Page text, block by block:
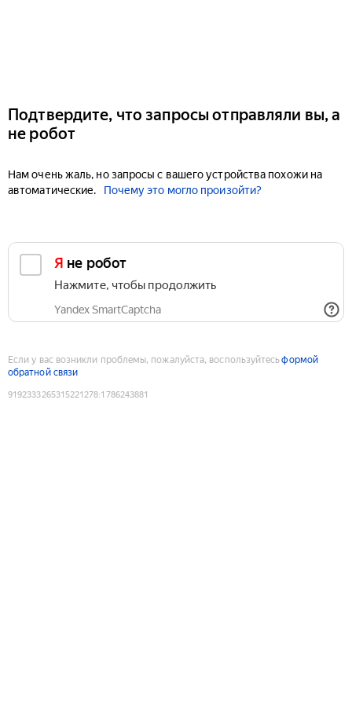
Подтвердите, что запросы отправляли вы, а
не робот
Нам очень жаль, но запросы с вашего устройства похожи на
автоматические.
Почему это могло произойти?
Я не робот
Нажмите, чтобы продолжить
Yandex SmartCaptcha
Если у вас возникли проблемы, пожалуйста, воспользуйтесьформой
обратной связи
9192333265315221278:1786243881